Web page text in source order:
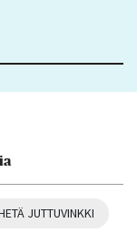
JUTTUVINKKI